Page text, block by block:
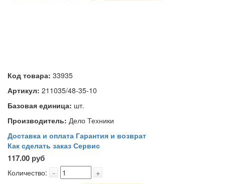
Код товара: 33935
Артикул: 211035/48-35-10
Базовая единица: шт.
Производитель: Дело Техники
Доставка и оплата Гарантия и возврат
Как сделать заказ Сервис
117.00 руб
Количество: - +